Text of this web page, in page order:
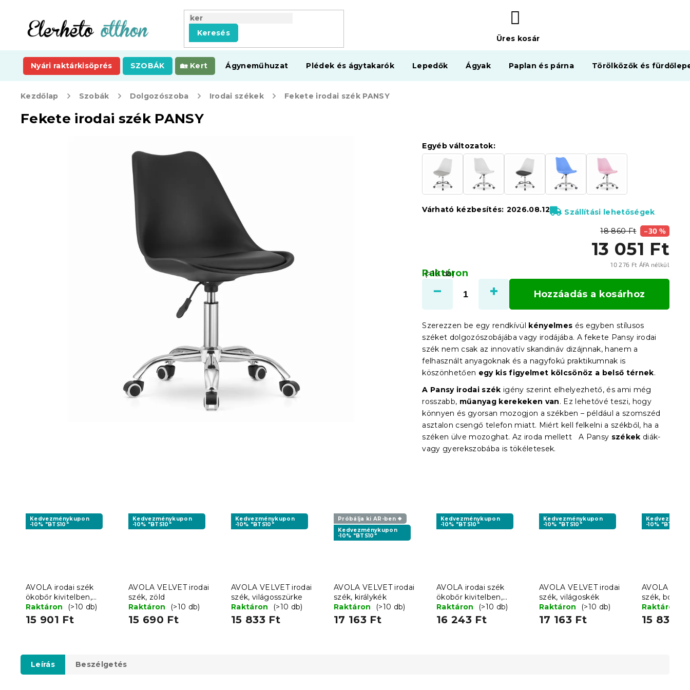
tartalomhoz
Keresés
KOSÁR
Üres kosár
Nyári raktárkisöprés SZOBÁK Kert Ágyneműhuzat Plédek és ágytakarók Lepedők Ágyak Paplan és párna Törölközők és
Kezdőlap Szobák Dolgozószoba Irodai székek Fekete irodai szék PANSY
Fekete irodai szék PANSY
18 860 Ft –30 %
13 051 Ft
10 276 Ft ÁFA nélkül
Raktáron
(>10 db)
Egyéb változatok:
Várható kézbesítés: 2026.08.12 Szállítási lehetőségek
Hozzáadás a kosárhoz
Szerezzen be egy rendkívül kényelmes és egyben stílusos
széket dolgozószobájába vagy irodájába. A fekete Pansy irodai
szék nem csak az innovatív skandináv dizájnnak, hanem a
felhasznált anyagoknak és a nagyfokú praktikumnak is
köszönhetően egy kis figyelmet kölcsönöz a belső térnek.
A Pansy irodai szék igény szerint elhelyezhető, és ami még
rosszabb, műanyag kerekeken van. Ez lehetővé teszi, hogy
könnyen és gyorsan mozogjon a székben – például a szomszéd
asztalon csengő telefon miatt. Miért kell felkelni a székből, ha a
széken ülve mozoghat. Az iroda mellett
A Pansy székek diák-
vagy gyerekszobába is tökéletesek.
Kedvezménykupon
-10% "BTS10"
AVOLA irodai szék
ökobőr kivitelben,
szürke-fehér
Raktáron (>10 db)
15 901 Ft
Kedvezménykupon
-10% "BTS10"
AVOLA VELVET irodai
szék, zöld
Raktáron
(>10 db)
15 690 Ft
Kedvezménykupon
-10% "BTS10"
AVOLA VELVET irodai
szék, világosszürke
Raktáron
(>10 db)
15 833 Ft
Próbálja ki AR-ben ❖
Kedvezménykupon
-10% "BTS10"
AVOLA VELVET irodai
szék, királykék
Raktáron
(>10 db)
17 163 Ft
Kedvezménykupon
-10% "BTS10"
AVOLA irodai szék
ökobőr kivitelben,
szürke
Raktáron (>10 db)
16 243 Ft
Kedvezménykupon
-10% "BTS10"
AVOLA VELVET irodai
szék, világoskék
Raktáron
(>10 db)
17 163 Ft
-10% "BTS10"
AVOLA
szék, bordó
Raktáron
15 833
Leírás Beszélgetés